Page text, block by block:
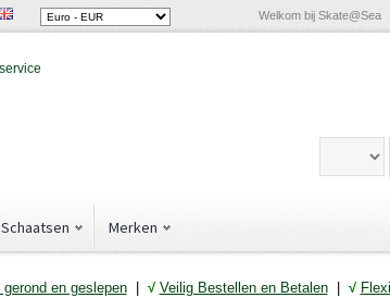
Welkom bij Skate@Sea
Schaatsen Merken
gerond en geslepen| √ Veilig Bestellen en Betalen| √